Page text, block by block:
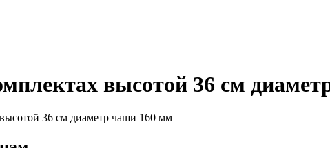
высотой 36 см
36 см диаметр чаши 160 мм